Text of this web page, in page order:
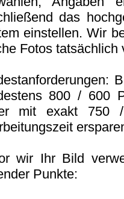
das
einstellen. Wir
Fotos tatsächlich
800 / 600
mit exakt 750
wir Ihr Bild
Punkte: